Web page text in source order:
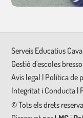
Serveis Educatius
Gestió d'escoles
Avís legal | Política de
Integritat i Conducta |
©Tots els drets